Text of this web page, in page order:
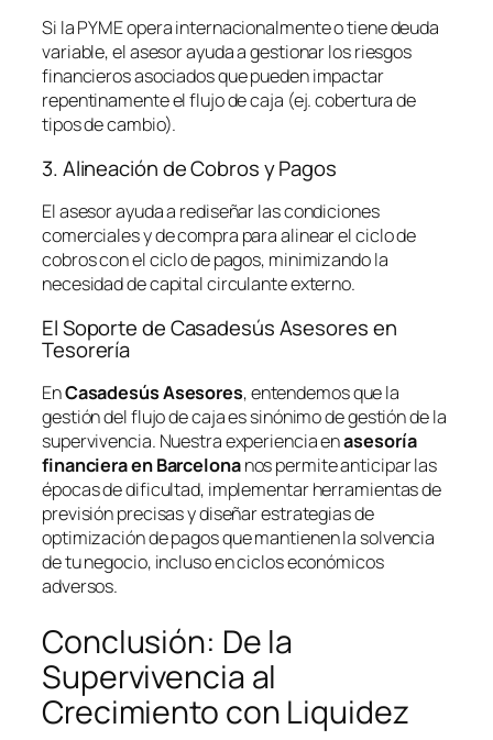
Si la PYME opera internacionalmente o tiene deuda
variable, el asesor ayuda a gestionar los riesgos
financieros asociados que pueden impactar
repentinamente el flujo de caja (ej. cobertura de
tipos de cambio).
3. Alineación de Cobros y Pagos
El asesor ayuda a rediseñar las condiciones
comerciales y de compra para alinear el ciclo de
cobros con el ciclo de pagos, minimizando la
necesidad de capital circulante externo.
El Soporte de Casadesús Asesores en
Tesorería
EnCasadesús Asesores, entendemos que la
gestión del flujo de caja es sinónimo de gestión de la
supervivencia. Nuestra experiencia enasesoría
financiera en Barcelonanos permite anticipar las
épocas de dificultad, implementar herramientas de
previsión precisas y diseñar estrategias de
optimización de pagos que mantienen la solvencia
de tu negocio, incluso en ciclos económicos
adversos.
Conclusión: De la
Supervivencia al
Crecimiento con Liquidez